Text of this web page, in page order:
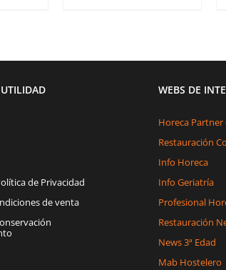
de Privacidad
de venta
WEBS DE
Horeca Partner
Restauración
Info Horeca
Info Geriatría
Profesional
Restauración
News 3ª Edad
Mab Hostelero